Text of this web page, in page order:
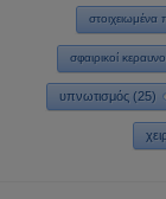
στοιχειωμένα
σφαιρικοί
υπνωτισμός(25)